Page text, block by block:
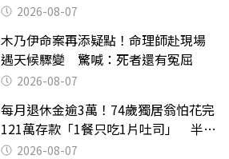
2026-08-07
木乃伊命案再添疑點！命理師赴現場
遇天候驟變 驚喊：死者還有冤屈
2026-08-07
每月退休金逾3萬！74歲獨居翁怕花完
121萬存款「1餐只吃1片吐司」 半年
後暴瘦嚇壞女兒
2026-08-07